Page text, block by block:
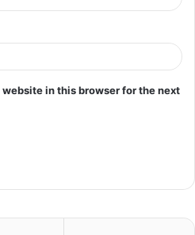
in this browser for the next